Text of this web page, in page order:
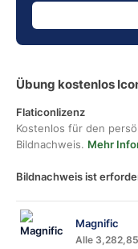
Übung kostenlos
Flaticonlizenz
Kostenlos für den
Bildnachweis. Mehr
Bildnachweis ist
Magnific
Alle